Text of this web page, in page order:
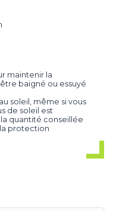
maintenir la
baigné ou essuyé
soleil, même si vous
de soleil est
quantité conseillée
protection